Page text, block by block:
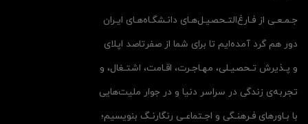
جـمـعـی از فـارغ‌التـحصیـل‌هـای دانـشگـاه‌هـای ایـران
دور هم گرد آمده‌ایم تا برای شما از صفرتاصد اپلای
و پـذیرش تـحصیـلی، مهـاجـرت، اقـامت، اشتـغال، و
تجربه‌ی زندگی در سراسر دنیا و در جوار ملیت‌هایی
با بـاورهای فـرهنـگی و اجـتماعـی رنگارنـگ بنویسیم؛